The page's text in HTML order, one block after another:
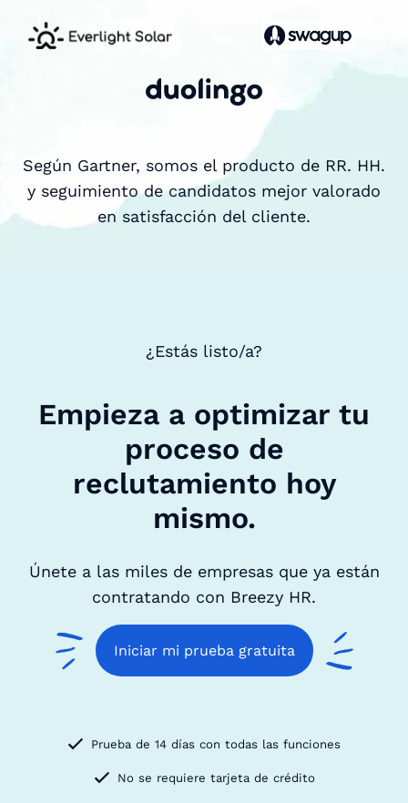
Según Gartner, somos el producto de RR. HH.
y seguimiento de candidatos mejor valorado
en satisfacción del cliente.
¿Estás listo/a?
Empieza a optimizar tu
proceso de
reclutamiento hoy
mismo.
Únete a las miles de empresas que ya están
contratando con Breezy HR.
Iniciar mi prueba gratuita
Prueba de 14 días con todas las funciones
No se requiere tarjeta de crédito